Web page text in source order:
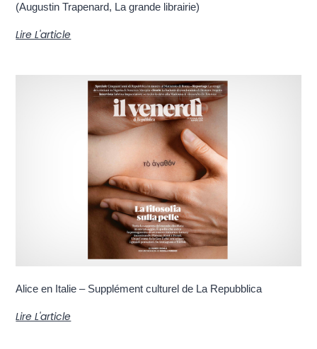
(Augustin Trapenard, La grande librairie)
Lire L'article
Alice en Italie – Supplément culturel de La Repubblica
Lire L'article